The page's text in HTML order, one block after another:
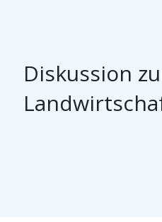
Diskussion